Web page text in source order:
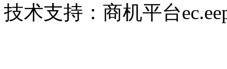
技术支持：商机平台